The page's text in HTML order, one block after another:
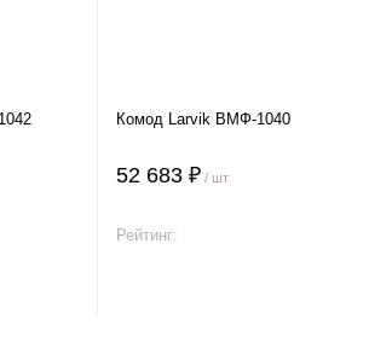
Комод Larvik ВМФ-1040
52 683 ₽ / шт
Рейтинг: